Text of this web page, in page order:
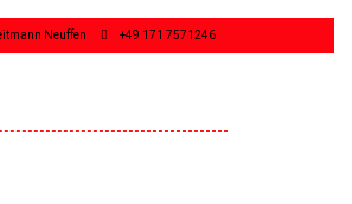
Neuffen +49 171 7571246